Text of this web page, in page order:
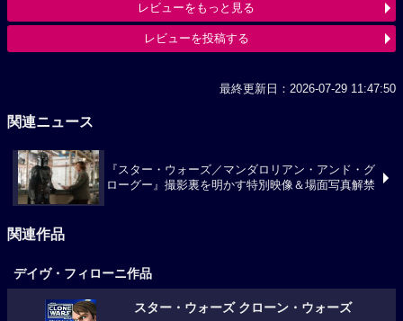
レビューをもっと見る
レビューを投稿する
最終更新日：2026-07-29 11:47:50
関連ニュース
『スター・ウォーズ／マンダロリアン・アンド・グ
ローグー』撮影裏を明かす特別映像＆場面写真解禁
関連作品
デイヴ・フィローニ作品
スター・ウォーズ クローン・ウォーズ